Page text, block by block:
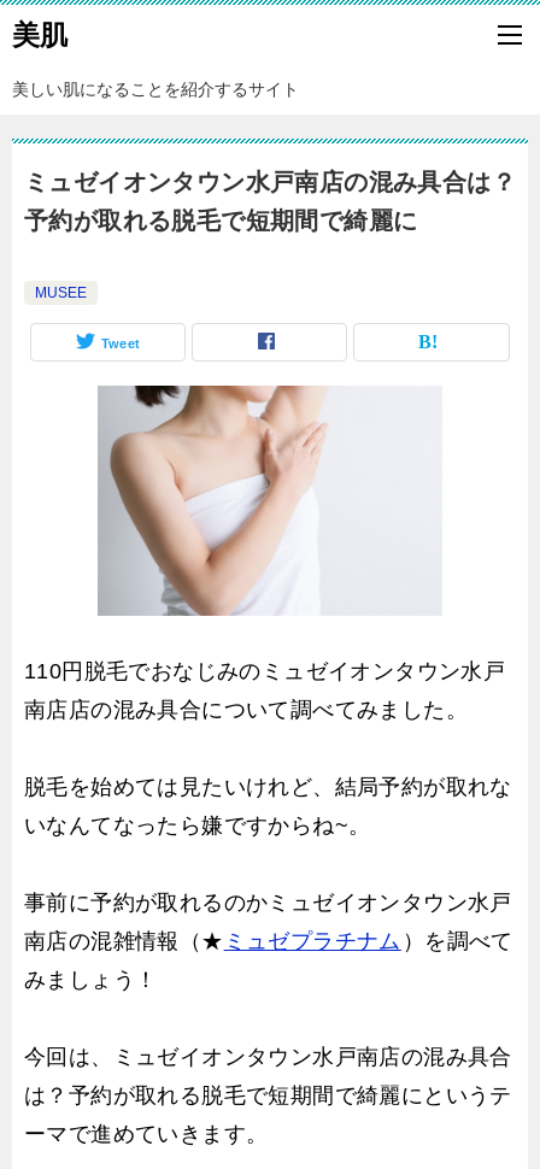
美肌
美しい肌になることを紹介するサイト
ミュゼイオンタウン水戸南店の混み具合は？
予約が取れる脱毛で短期間で綺麗に
MUSEE
Tweet
110円脱毛でおなじみのミュゼイオンタウン水戸
南店店の混み具合について調べてみました。
脱毛を始めては見たいけれど、結局予約が取れな
いなんてなったら嫌ですからね~。
事前に予約が取れるのかミュゼイオンタウン水戸
南店の混雑情報（★ ミュゼプラチナム ）を調べて
みましょう！
今回は、ミュゼイオンタウン水戸南店の混み具合
は？予約が取れる脱毛で短期間で綺麗にというテ
ーマで進めていきます。